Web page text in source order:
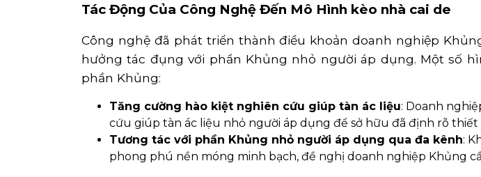
Tác Động Của Công Nghệ Đến Mô Hình kèo nhà cai de
Công nghệ đã phát triển thành điều khoản doanh nghiệp
hưởng tác đụng với phần Khủng nhỏ người áp dụng. Một số
phần Khủng:
Tăng cường hào kiệt nghiên cứu giúp tàn ác liệu: Doanh
cứu giúp tàn ác liệu nhỏ người áp dụng để sở hữu đã định rõ thiết
Tương tác với phần Khủng nhỏ người áp dụng qua đa kênh:
phong phú nền móng minh bạch, đề nghị doanh nghiệp Khủng